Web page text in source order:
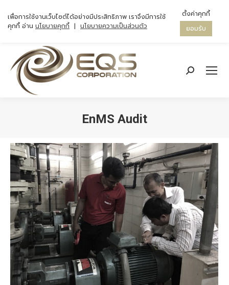
Search:
EnMS Audit
เพื่อการใช้งานเว็บไซต์ได้อย่างมีประสิทธิภาพ เราจึงมีการใช้
คุกกี้ อ่าน นโยบายคุกกี้ | นโยบายความเป็นส่วนตัว
ตั้งค่าคุกกี้
ยอมรับ